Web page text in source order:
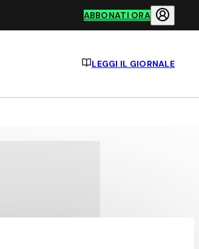
ABBONATI ORA
LEGGI IL GIORNALE